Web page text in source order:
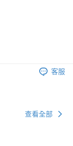
運費表
客服
查看全部